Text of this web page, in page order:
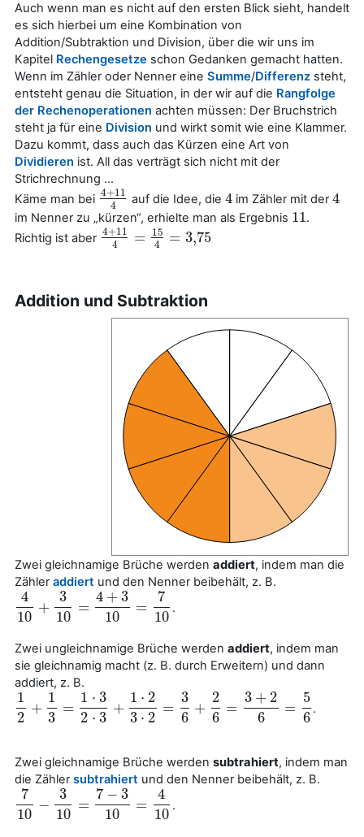
Auch wenn man es nicht auf den ersten Blick sieht, handelt
es sich hierbei um eine Kombination von
Addition/Subtraktion und Division, über die wir uns im
Kapitel Rechengesetze schon Gedanken gemacht hatten.
Wenn im Zähler oder Nenner eine Summe/Differenz steht,
entsteht genau die Situation, in der wir auf die Rangfolge
der Rechenoperationen achten müssen: Der Bruchstrich
steht ja für eine Division und wirkt somit wie eine Klammer.
Dazu kommt, dass auch das Kürzen eine Art von
Dividieren ist. All das verträgt sich nicht mit der
Strichrechnung ...
Käme man bei 4+11
4
4+114auf die Idee, die 4
4 im Zähler mit der4
4
im Nenner zu „kürzen“, erhielte man als Ergebnis 11
11 .
Richtig ist aber 4+11
4
= 15
4
= 3,75
4+114 =154=3, 75
Addition und Subtraktion
Zwei gleichnamige Brüche werden addiert, indem man die
Zähleraddiert und den Nenner beibehält, z. B.
4
10
+
3
10
=
4 +3
10
=
7
10
410 +3 10= +3 10=710 .
Zwei ungleichnamige Brüche werden addiert, indem man
sie gleichnamig macht (z. B. durch Erweitern) und dann
addiert, z. B.
1
2
+
1
3
=
1 ⋅ 3
2 ⋅ 3
+
1 ⋅ 2
3 ⋅ 2
=
3
6
+
2
6
=
3 + 2
6
=
5
6
12 +13= ⋅3 2⋅3+1⋅ 23 2=36 +2 6= 3+ 26 =56 .
Zwei gleichnamige Brüche werden subtrahiert, indem man
die Zählersubtrahiert und den Nenner beibehält, z. B.
7
10
−
3
10
=
7 − 3
10
=
4
10
710 −3 10=7 −3 10=410 .